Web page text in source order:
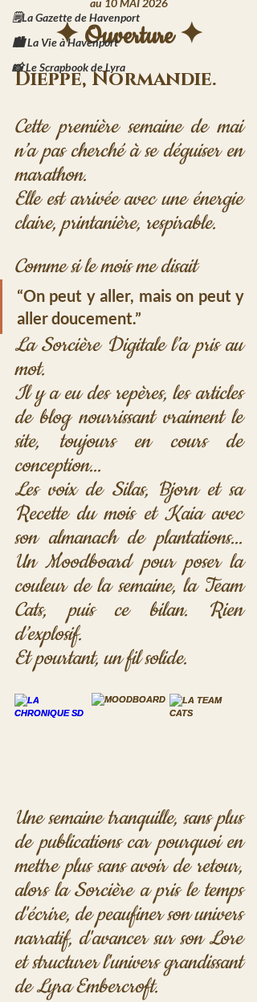
🗒️La Gazette de Havenport
🏙️ La Vie à Havenport
📸 Le Scrapbook de Lyra
✦ Ouverture ✦
Dieppe, Normandie.
Cette première semaine de mai
n’a pas cherché à se déguiser en
marathon.
Elle est arrivée avec une énergie
claire, printanière, respirable.
Comme si le mois me disait
“On peut y aller, mais on peut y
aller doucement.”
La Sorcière Digitale l’a pris au
mot.
Il y a eu des repères, les articles
de blog nourrissant vraiment le
site, toujours en cours de
conception...
Les voix de Silas, Bjorn et sa
Recette du mois et Kaia avec
son almanach de plantations...
Un Moodboard pour poser la
couleur de la semaine, la Team
Cats, puis ce bilan. Rien
d’explosif.
Et pourtant, un fil solide.
Une semaine tranquille, sans plus
de publications car pourquoi en
mettre plus sans avoir de retour,
alors la Sorcière a pris le temps
d'écrire, de peaufiner son univers
narratif, d'avancer sur son Lore
et structurer l'univers grandissant
de Lyra Embercroft.